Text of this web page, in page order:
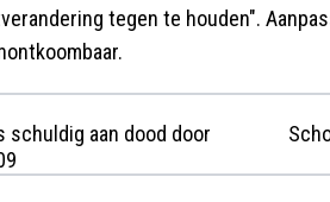
tegen te houden".
schuldig aan dood door